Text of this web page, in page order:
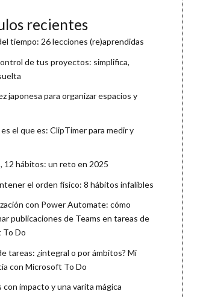
recientes
tiempo: 26 lecciones (re)aprendidas
de tus proyectos: simplifica,
japonesa para organizar espacios y
el que es: ClipTimer para medir y
12 hábitos: un reto en 2025
el orden físico: 8 hábitos infalibles
con Power Automate: cómo
publicaciones de Teams en tareas de
Do
tareas: ¿integral o por ámbitos? Mi
con Microsoft To Do
impacto y una varita mágica